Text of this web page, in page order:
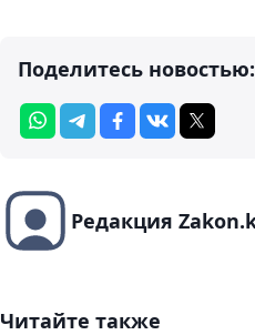
Поделитесь новостью:
Редакция
Читайте также